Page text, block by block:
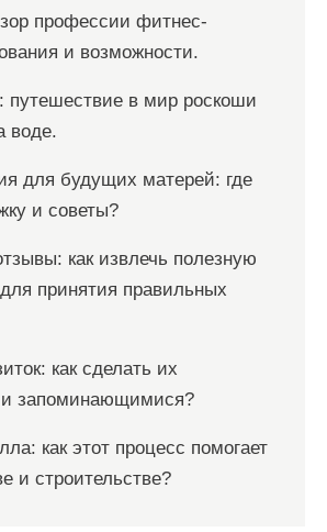
профессии фитнес-
и возможности.
путешествие в мир роскоши
воде.
для будущих матерей: где
и советы?
как извлечь полезную
принятия правильных
как сделать их
запоминающимися?
как этот процесс помогает
и строительстве?